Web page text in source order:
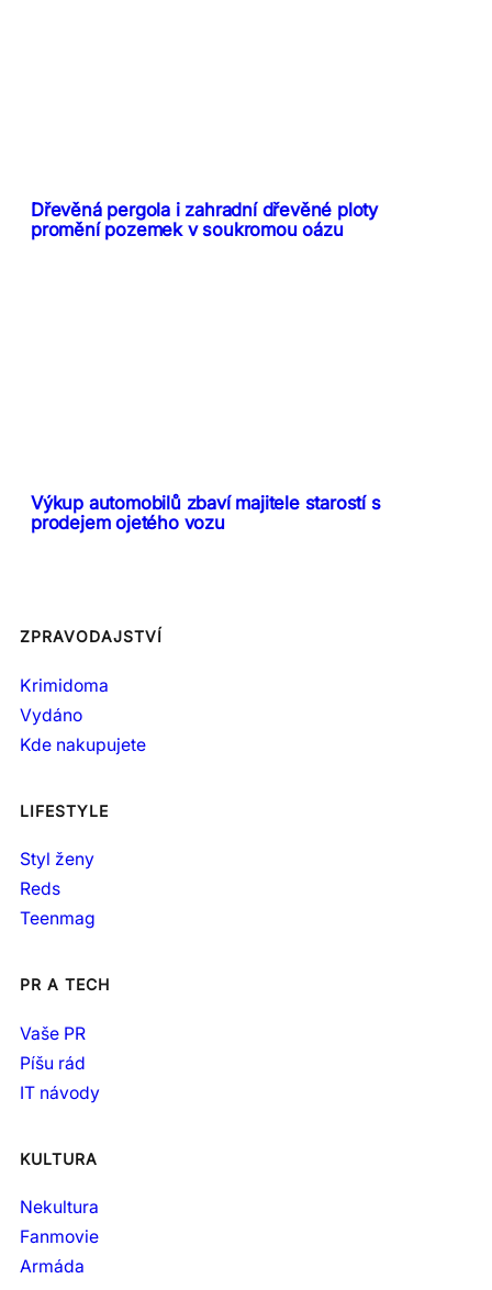
Dřevěná pergola i zahradní dřevěné ploty
promění pozemek v soukromou oázu
Výkup automobilů zbaví majitele starostí s
prodejem ojetého vozu
ZPRAVODAJSTVÍ
Krimidoma
Vydáno
Kde nakupujete
LIFESTYLE
Styl ženy
Reds
Teenmag
PR A TECH
Vaše PR
Píšu rád
IT návody
KULTURA
Nekultura
Fanmovie
Armáda